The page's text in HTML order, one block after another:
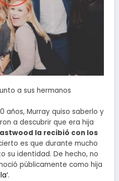
a sus hermanos
años, Murray quiso saberlo y
a descubrir que era hija
la recibió con los
es que durante mucho
su identidad. De hecho, no
públicamente como hija
.